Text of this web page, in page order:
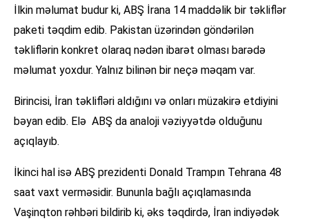
İlkin məlumat budur ki, ABŞ İrana 14 maddəlik bir təkliflər
paketi təqdim edib. Pakistan üzərindən göndərilən
təkliflərin konkret olaraq nədən ibarət olması barədə
məlumat yoxdur. Yalnız bilinən bir neçə məqam var.
Birincisi, İran təklifləri aldığını və onları müzakirə etdiyini
bəyan edib. Elə ABŞ da analoji vəziyyətdə olduğunu
açıqlayıb.
İkinci hal isə ABŞ prezidenti Donald Trampın Tehrana 48
saat vaxt verməsidir. Bununla bağlı açıqlamasında
Vaşinqton rəhbəri bildirib ki, əks təqdirdə, İran indiyədək